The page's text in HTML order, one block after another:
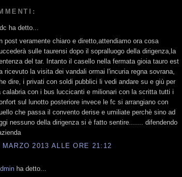
ha detto...
post veramente chiaro e diretto,attendiamo ora cosa
sulle taurensi dopo il sopralluogo della dirigenza,la
del tar. Intanto il casello nella fermata gioia tauro est
ricevuto la visita dei vandali ormai l'incuria regna sovrana,
dire, i privati con soldi pubblici li vedi andare su e giù per
calabria con i bus luccicanti e milionari con la scritta tutti i
sul lunotto posteriore invece le fc si arrangiano con
che passa il convento derise e umiliate perchè sino ad
nessuno della dirigenza si è fatto sentire....... difendendo
MARZO 2013 ALLE ORE 21:12
ha detto...